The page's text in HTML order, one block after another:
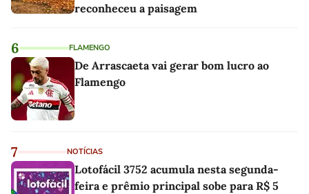
reconheceu a paisagem
6 FLAMENGO
De Arrascaeta vai gerar bom lucro ao
Flamengo
7 NOTÍCIAS
Lotofácil 3752 acumula nesta segunda-
feira e prêmio principal sobe para R$ 5